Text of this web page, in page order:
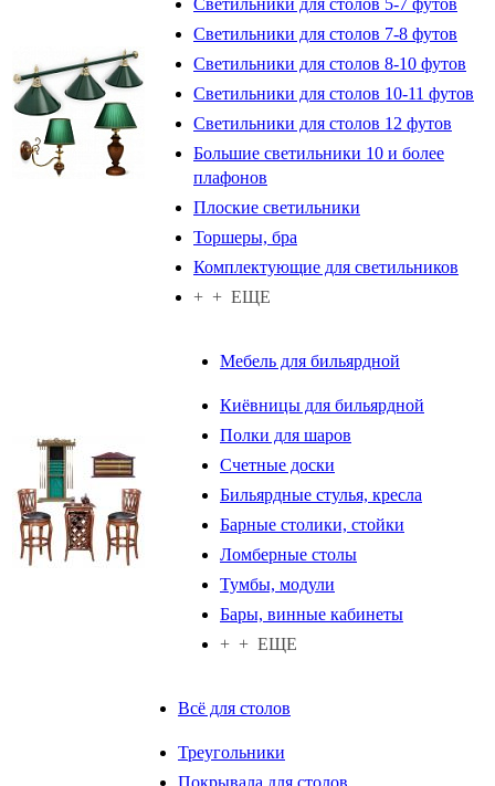
Светильники для столов 7-8 футов
Светильники для столов 8-10 футов
Светильники для столов 10-11 футов
Светильники для столов 12 футов
Большие светильники 10 и более
плафонов
Плоские светильники
Торшеры, бра
Комплектующие для светильников
+ + ЕЩЕ
Мебель для бильярдной
Киёвницы для бильярдной
Полки для шаров
Счетные доски
Бильярдные стулья, кресла
Барные столики, стойки
Ломберные столы
Тумбы, модули
Бары, винные кабинеты
+ + ЕЩЕ
Всё для столов
Треугольники
Покрывала для столов